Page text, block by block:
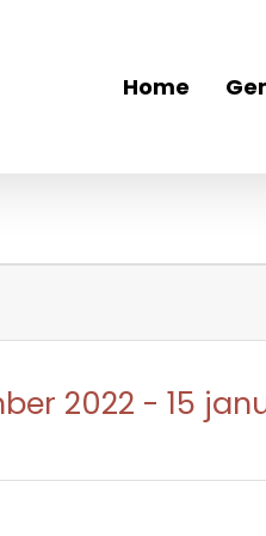
Home
2022 - 15